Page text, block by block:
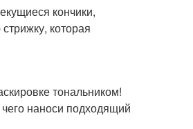
кончики,
которая
тональником!
наноси подходящий